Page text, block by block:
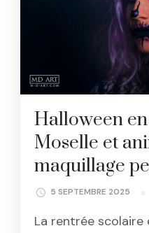
Halloween
Moselle et
maquillage
5 SEPTEMBRE 2025
La rentrée scolaire